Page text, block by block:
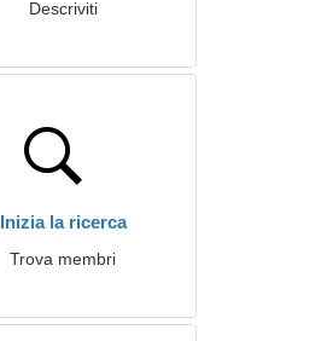
Descriviti
Inizia la ricerca
Trova membri